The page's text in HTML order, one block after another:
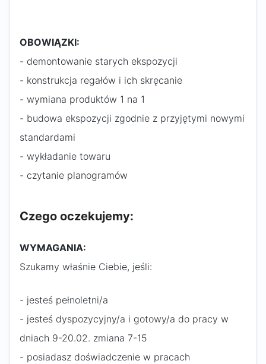
OBOWIĄZKI:
- demontowanie starych ekspozycji
- konstrukcja regałów i ich skręcanie
- wymiana produktów 1 na 1
- budowa ekspozycji zgodnie z przyjętymi nowymi
standardami
- wykładanie towaru
- czytanie planogramów
Czego oczekujemy:
WYMAGANIA:
Szukamy właśnie Ciebie, jeśli:
- jesteś pełnoletni/a
- jesteś dyspozycyjny/a i gotowy/a do pracy w
dniach 9-20.02. zmiana 7-15
- posiadasz doświadczenie w pracach